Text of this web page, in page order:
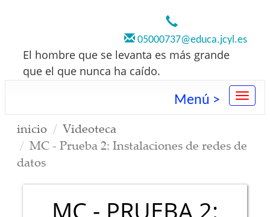
05000737@educa.jcyl.es
El hombre que se levanta es más grande
que el que nunca ha caído.
Menú >
inicio
Videoteca
MC - Prueba 2: Instalaciones de redes de
datos